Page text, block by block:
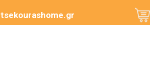
tsekourashome.gr